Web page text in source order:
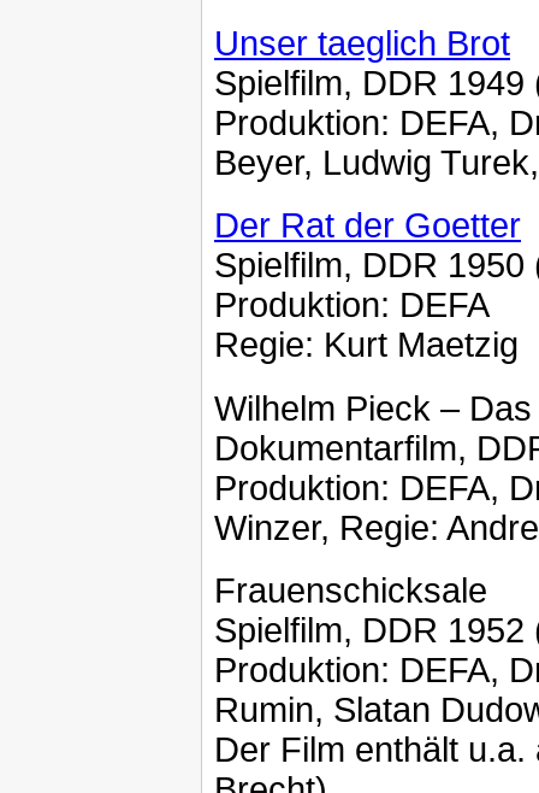
Unser taeglich Brot
Spielfilm, DDR
Produktion: DEFA,
Beyer, Ludwig
Der Rat der Goetter
Spielfilm, DDR
Produktion: DEFA
Regie: Kurt Maetzig
Wilhelm Pieck –
Dokumentarfilm,
Produktion: DEFA,
Winzer, Regie:
Frauenschicksale
Spielfilm, DDR
Produktion: DEFA,
Rumin, Slatan
Der Film enthält